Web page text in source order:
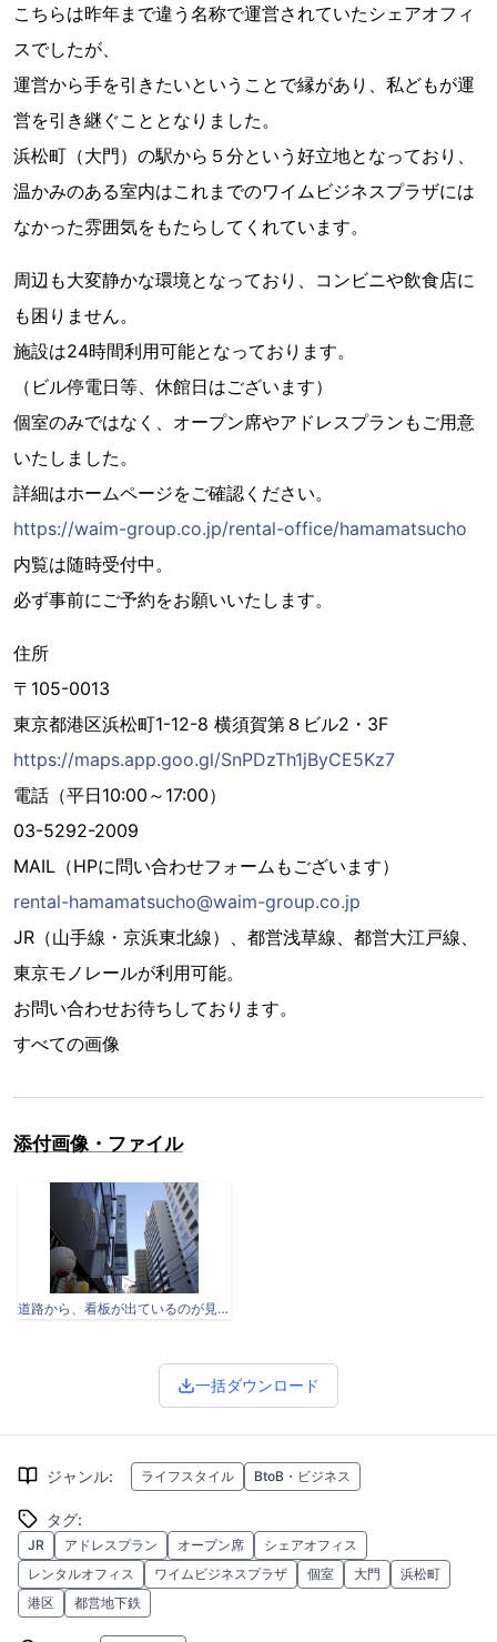
こちらは昨年まで違う名称で運営されていたシェアオフィ
スでしたが、
運営から手を引きたいということで縁があり、私どもが運
営を引き継ぐこととなりました。
浜松町（大門）の駅から５分という好立地となっており、
温かみのある室内はこれまでのワイムビジネスプラザには
なかった雰囲気をもたらしてくれています。
周辺も大変静かな環境となっており、コンビニや飲食店に
も困りません。
施設は24時間利用可能となっております。
（ビル停電日等、休館日はございます）
個室のみではなく、オープン席やアドレスプランもご用意
いたしました。
詳細はホームページをご確認ください。
https://waim-group.co.jp/rental-office/hamamatsucho
内覧は随時受付中。
必ず事前にご予約をお願いいたします。
住所
〒105-0013
東京都港区浜松町1-12-8 横須賀第８ビル2・3F
https://maps.app.goo.gl/SnPDzTh1jByCE5Kz7
電話（平日10:00～17:00）
03-5292-2009
MAIL（HPに問い合わせフォームもございます）
rental-hamamatsucho@waim-group.co.jp
JR（山手線・京浜東北線）、都営浅草線、都営大江戸線、
東京モノレールが利用可能。
お問い合わせお待ちしております。
すべての画像
添付画像・ファイル
道路から、看板が出ているのが見えます。
一括ダウンロード
ジャンル: ライフスタイル BtoB・ビジネス
タグ:
JR アドレスプラン オープン席
シェアオフィス
レンタルオフィス
ワイムビジネスプラザ 個室 大門
浜松町
港区
都営地下鉄